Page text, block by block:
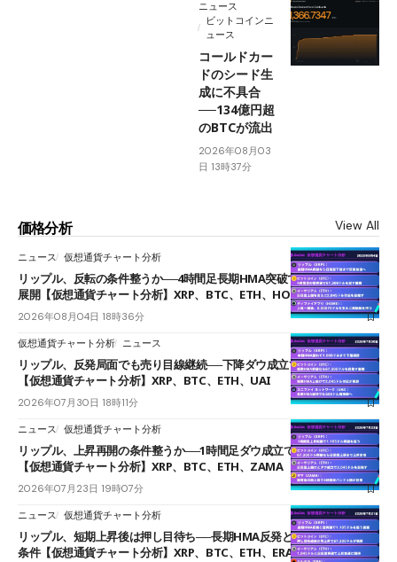
ニュース
ビットコインニ
ュース
コールドカー
ドのシード生
成に不具合
──134億円超
のBTCが流出
2026年08月03
日 13時37分
価格分析 View All
ニュース 仮想通貨チャート分析
リップル、反転の条件整うか──4時間足長期HMA突破で雲下端を目指す
展開【仮想通貨チャート分析】XRP、BTC、ETH、HOME
2026年08月04日 18時36分
仮想通貨チャート分析 ニュース
リップル、反発局面でも売り目線継続──下降ダウ成立で下値追う展開
【仮想通貨チャート分析】XRP、BTC、ETH、UAI
2026年07月30日 18時11分
ニュース 仮想通貨チャート分析
リップル、上昇再開の条件整うか──1時間足ダウ成立で1.185ドルを狙う
【仮想通貨チャート分析】XRP、BTC、ETH、ZAMA
2026年07月23日 19時07分
ニュース 仮想通貨チャート分析
リップル、短期上昇後は押し目待ち──長期HMA反発と雲上抜けが買い
条件【仮想通貨チャート分析】XRP、BTC、ETH、ERA